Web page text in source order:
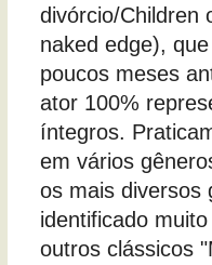
divórcio/Children
naked edge),
poucos meses
ator 100%
íntegros.
em vários
os mais diversos
identificado
outros clássicos